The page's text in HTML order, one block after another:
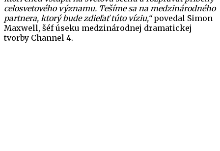
celosvetového významu. Tešíme sa na medzinárodného
partnera, ktorý bude zdieľať túto víziu,“povedal Simon
Maxwell, šéf úseku medzinárodnej dramatickej
tvorby Channel 4.